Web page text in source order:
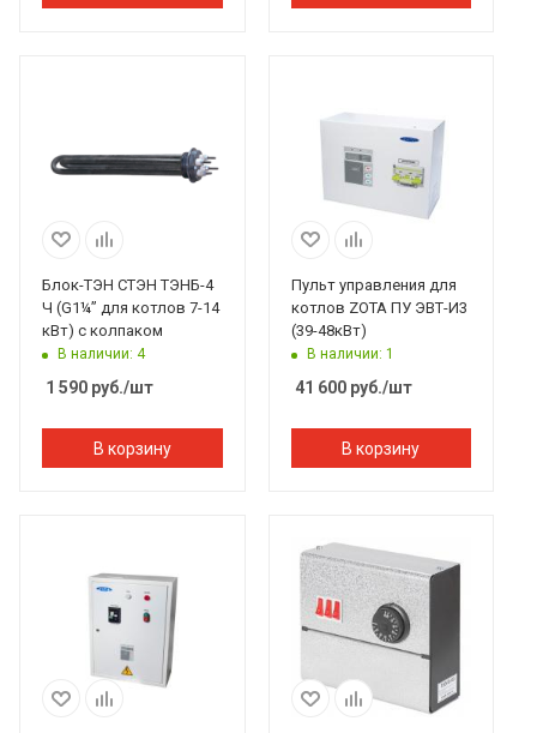
Блок-ТЭН СТЭН ТЭНБ-4
Ч (G1¼” для котлов 7-14
кВт) с колпаком
В наличии: 4
1 590 руб./шт
В корзину
Пульт управления для
котлов ZOTA ПУ ЭВТ-И3
(39-48кВт)
В наличии: 1
41 600руб./шт
В корзину